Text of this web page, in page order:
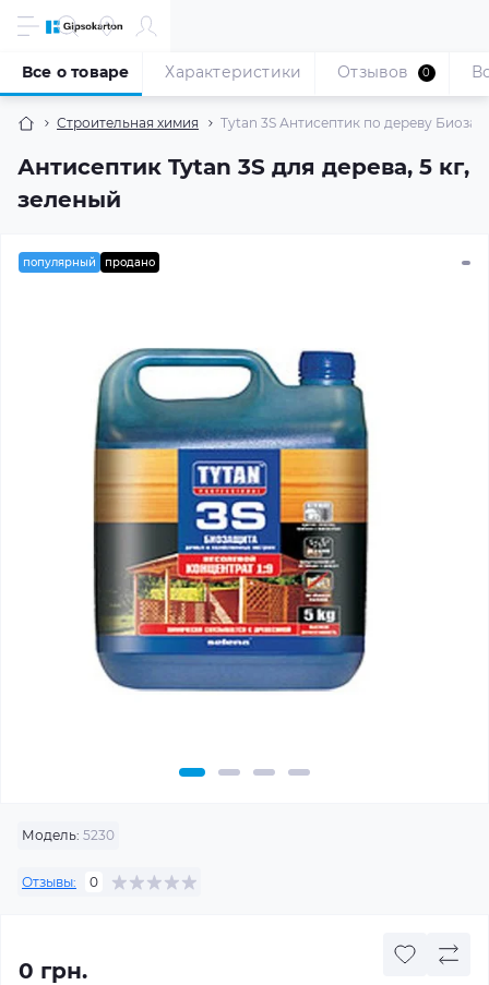
Строительная химия Tytan 3S Антисептик по дереву
Антисептик Tytan 3S для дерева, 5 кг,
зеленый
Все о товаре Характеристики Отзывов 0
популярный продано
Модель: 5230
Отзывы: 0
0 грн.